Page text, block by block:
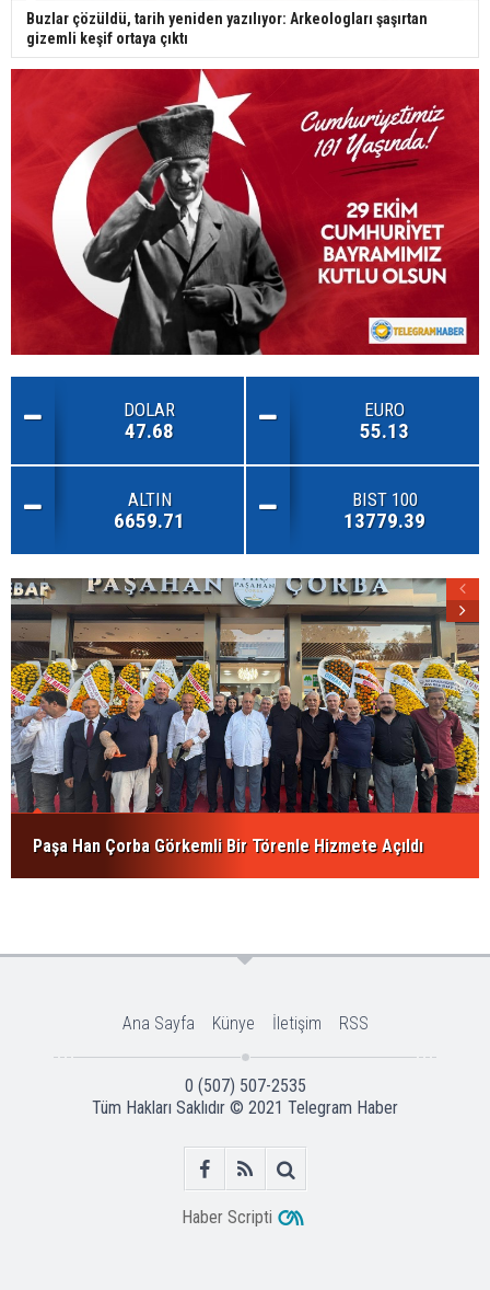
Buzlar çözüldü, tarih yeniden yazılıyor: Arkeologları şaşırtan
gizemli keşif ortaya çıktı
DOLAR
47.68
EURO
55.13
ALTIN
6659.71
BIST 100
13779.39
Paşa Han Çorba Görkemli Bir Törenle Hizmete Açıldı
Ana Sayfa Künye İletişim RSS
0 (507) 507-2535
Tüm Hakları Saklıdır © 2021 Telegram Haber
Haber Scripti